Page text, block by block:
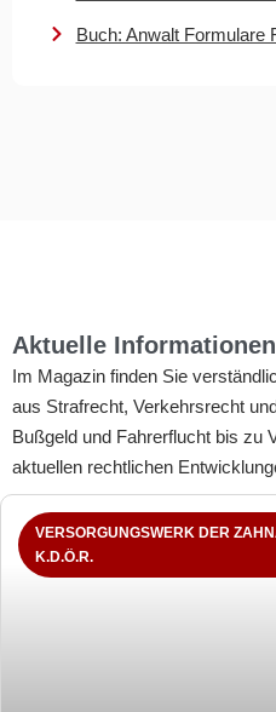
Buch: Anwalt Formulare
Aktuelle
Im Magazin finden Sie
aus Strafrecht, Verkehrsrecht
Bußgeld und Fahrerflucht bis zu
aktuellen rechtlichen
VERSORGUNGSWERK DER
K.D.Ö.R.